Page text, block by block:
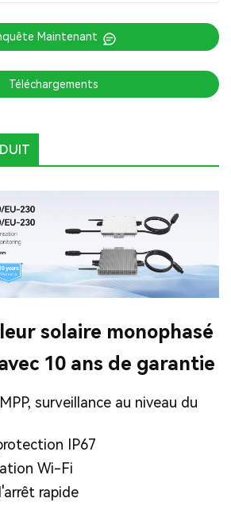
Maintenant
Téléchargements
solaire monophasé
10 ans de garantie
surveillance au niveau du
IP67
Wi-Fi
rapide